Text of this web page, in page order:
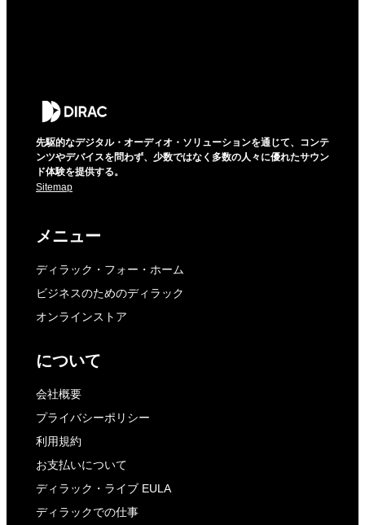
先駆的なデジタル・オーディオ・ソリューションを通じて、コンテ
ンツやデバイスを問わず、少数ではなく多数の人々に優れたサウン
ド体験を提供する。
Sitemap
メニュー
ディラック・フォー・ホーム
ビジネスのためのディラック
オンラインストア
について
会社概要
プライバシーポリシー
利用規約
お支払いについて
ディラック・ライブ EULA
ディラックでの仕事